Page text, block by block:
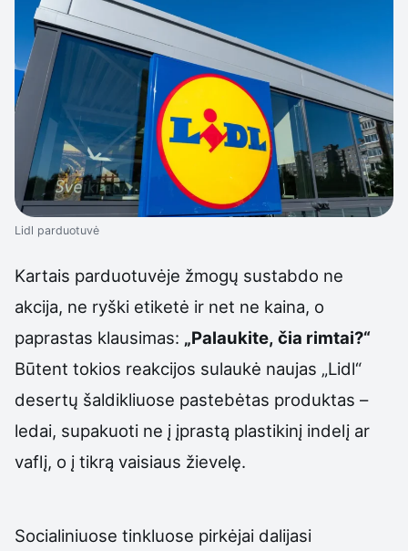
Lidl parduotuvė
Kartais parduotuvėje žmogų sustabdo ne
akcija, ne ryški etiketė ir net ne kaina, o
paprastas klausimas: „Palaukite, čia rimtai?“
Būtent tokios reakcijos sulaukė naujas „Lidl“
desertų šaldikliuose pastebėtas produktas –
ledai, supakuoti ne į įprastą plastikinį indelį ar
vaflį, o į tikrą vaisiaus žievelę.
Socialiniuose tinkluose pirkėjai dalijasi